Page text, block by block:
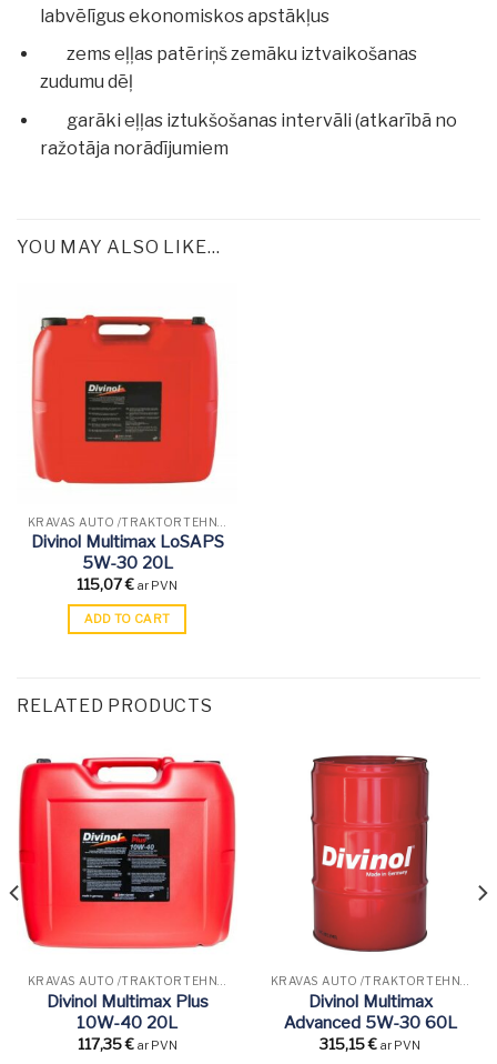
labvēlīgus ekonomiskos apstākļus
zems eļļas patēriņš zemāku iztvaikošanas
zudumu dēļ
garāki eļļas iztukšošanas intervāli (atkarībā no
ražotāja norādījumiem
YOU MAY ALSO LIKE…
Divinol Multimax LoSAPS
5W-30 20L
115,07€ ar PVN
ADD TO CART
RELATED PRODUCTS
KRAVAS AUTO /TRAKTORTEHNIKAS EĻĻAS
Divinol Multimax Plus
10W-40 20L
117,35€ ar PVN
KRAVAS AUTO /TRAKTORTEHNIKAS EĻĻAS
Divinol Multimax
Advanced 5W-30 60L
315,15€ ar PVN